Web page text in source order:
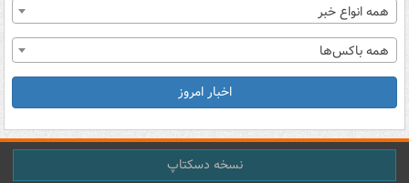
همه انواع خبر
همه باکس‌ها
اخبار امروز
نسخه دسکتاپ